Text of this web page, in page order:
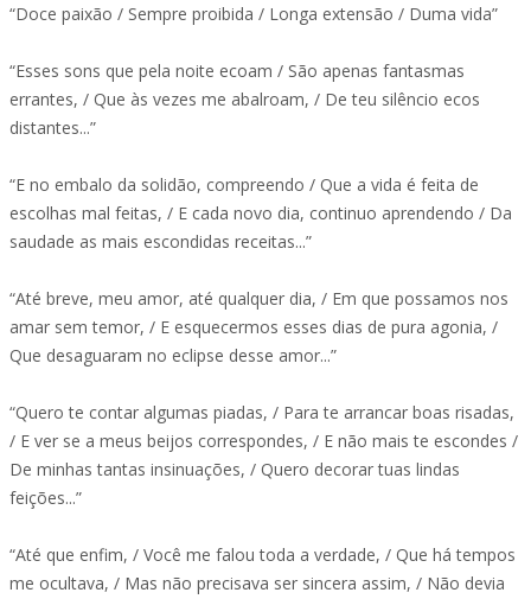
“Doce paixão / Sempre proibida / Longa extensão / Duma vida”
“Esses sons que pela noite ecoam / São apenas fantasmas
errantes, / Que às vezes me abalroam, / De teu silêncio ecos
distantes...”
“E no embalo da solidão, compreendo / Que a vida é feita de
escolhas mal feitas, / E cada novo dia, continuo aprendendo / Da
saudade as mais escondidas receitas...”
“Até breve, meu amor, até qualquer dia, / Em que possamos nos
amar sem temor, / E esquecermos esses dias de pura agonia, /
Que desaguaram no eclipse desse amor...”
“Quero te contar algumas piadas, / Para te arrancar boas risadas,
/ E ver se a meus beijos correspondes, / E não mais te escondes /
De minhas tantas insinuações, / Quero decorar tuas lindas
feições...”
“Até que enfim, / Você me falou toda a verdade, / Que há tempos
me ocultava, / Mas não precisava ser sincera assim, / Não devia